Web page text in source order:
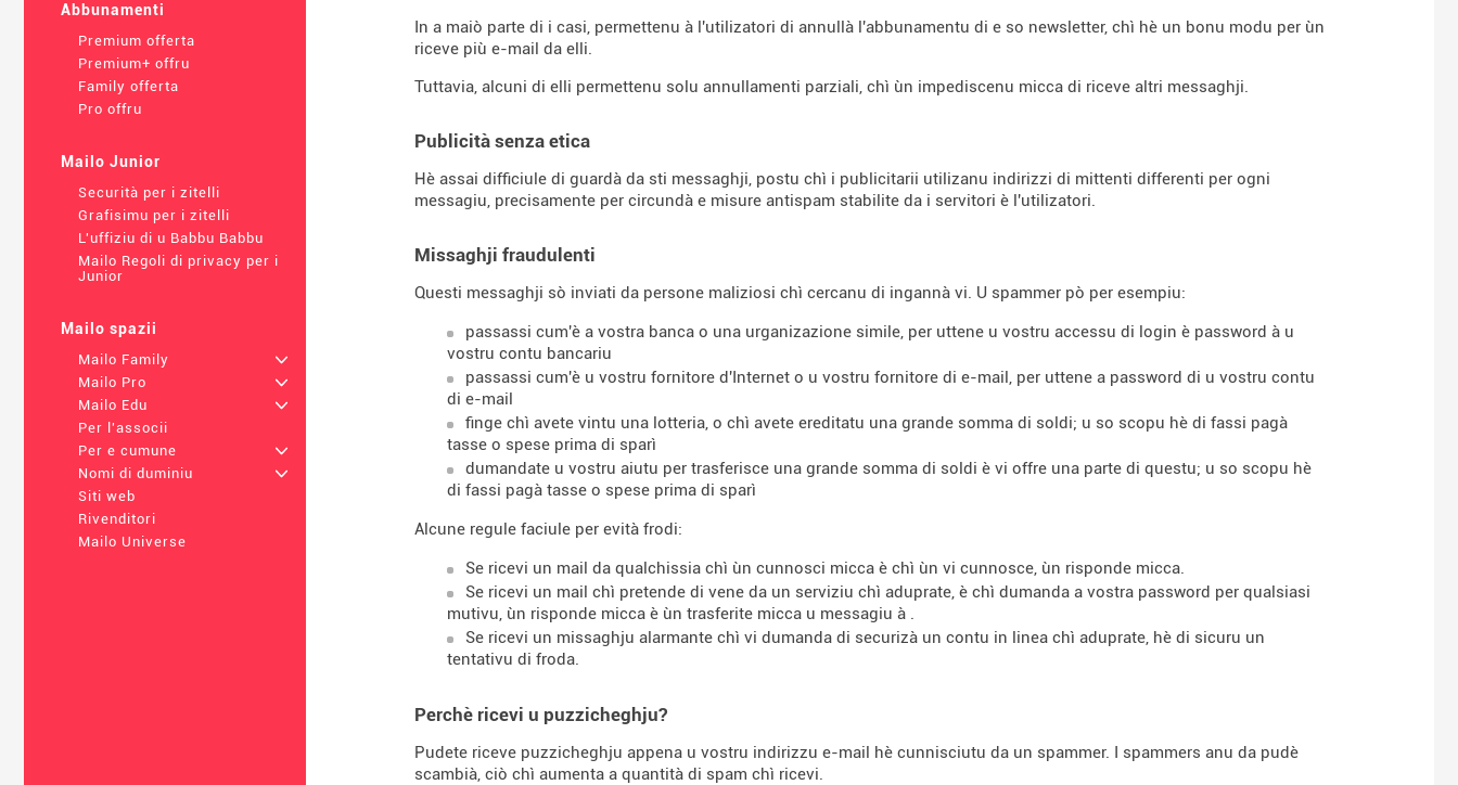
Abbunamenti
Premium offerta
Premium+ offru
Family offerta
Pro offru
Mailo Junior
Securità per i zitelli
Grafisimu per i zitelli
L'uffiziu di u Babbu Babbu
Mailo Regoli di privacy per i
Junior
Mailo spazii
Mailo Family
+
Mailo Pro
+
Mailo Edu
+
Per l'associi
Per e cumune
+
Nomi di duminiu
+
Siti web
Rivenditori
Mailo Universe
In a maiò parte di i casi, permettenu à l'utilizatori di annullà l'abbunamentu di e so newsletter, chì hè un bonu modu per ùn
riceve più e-mail da elli.
Tuttavia, alcuni di elli permettenu solu annullamenti parziali, chì ùn impediscenu micca di riceve altri messaghji.
Publicità senza etica
Hè assai difficiule di guardà da sti messaghji, postu chì i publicitarii utilizanu indirizzi di mittenti differenti per ogni
messagiu, precisamente per circundà e misure antispam stabilite da i servitori è l'utilizatori.
Missaghji fraudulenti
Questi messaghji sò inviati da persone maliziosi chì cercanu di ingannà vi. U spammer pò per esempiu:
passassi cum'è a vostra banca o una urganizazione simile, per uttene u vostru accessu di login è password à u
vostru contu bancariu
passassi cum'è u vostru fornitore d'Internet o u vostru fornitore di e-mail, per uttene a password di u vostru contu
di e-mail
finge chì avete vintu una lotteria, o chì avete ereditatu una grande somma di soldi; u so scopu hè di fassi pagà
tasse o spese prima di sparì
dumandate u vostru aiutu per trasferisce una grande somma di soldi è vi offre una parte di questu; u so scopu hè
di fassi pagà tasse o spese prima di sparì
Alcune regule faciule per evità frodi:
Se ricevi un mail da qualchissia chì ùn cunnosci micca è chì ùn vi cunnosce, ùn risponde micca.
Se ricevi un mail chì pretende di vene da un serviziu chì aduprate, è chì dumanda a vostra password per qualsiasi
mutivu, ùn risponde micca è ùn trasferite micca u messagiu à .
Se ricevi un missaghju alarmante chì vi dumanda di securizà un contu in linea chì aduprate, hè di sicuru un
tentativu di froda.
Perchè ricevi u puzzicheghju?
Pudete riceve puzzicheghju appena u vostru indirizzu e-mail hè cunnisciutu da un spammer. I spammers anu da pudè
scambià, ciò chì aumenta a quantità di spam chì ricevi.